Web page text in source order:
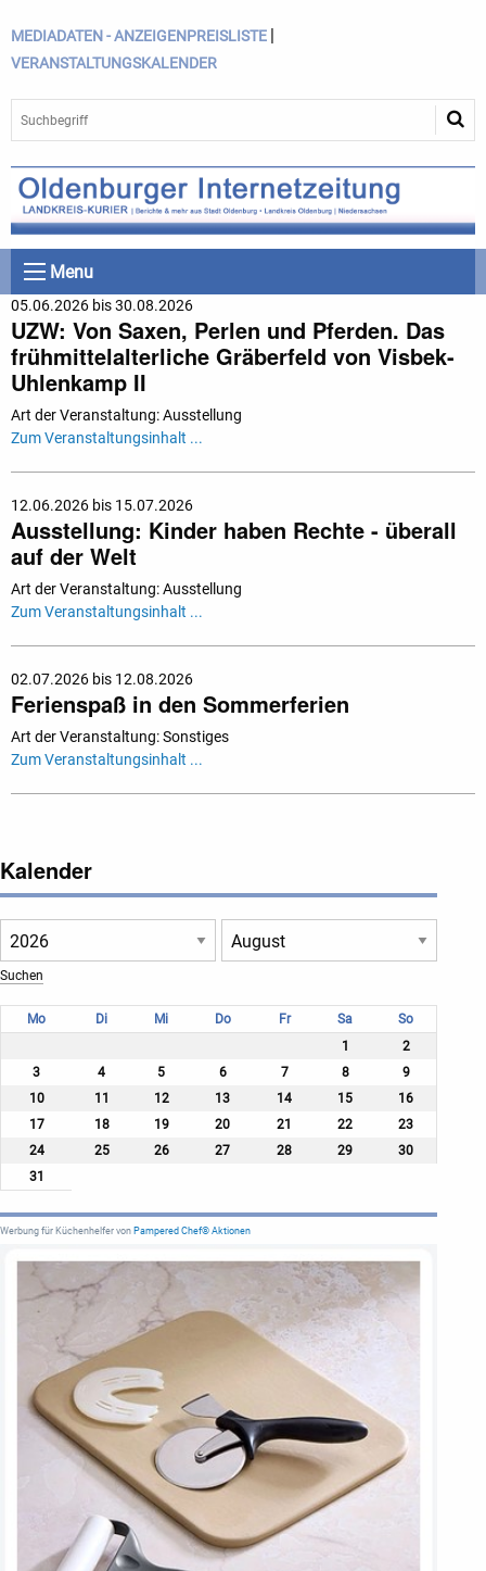
MEDIADATEN - ANZEIGENPREISLISTE |
VERANSTALTUNGSKALENDER
Menu
05.06.2026 bis 30.08.2026
UZW: Von Saxen, Perlen und Pferden. Das
frühmittelalterliche Gräberfeld von Visbek-
Uhlenkamp II
Art der Veranstaltung: Ausstellung
Zum Veranstaltungsinhalt ...
12.06.2026 bis 15.07.2026
Ausstellung: Kinder haben Rechte - überall
auf der Welt
Art der Veranstaltung: Ausstellung
Zum Veranstaltungsinhalt ...
02.07.2026 bis 12.08.2026
Ferienspaß in den Sommerferien
Art der Veranstaltung: Sonstiges
Zum Veranstaltungsinhalt ...
Kalender
Mo Di Mi Do Fr Sa
So
1
2
3
4 5 6 7 8
9
10
11 12 13 14 15
16
17
18 19 20 21 22
23
24
25 26 27 28 29
30
31
Werbung für Küchenhelfer von Pampered Chef® Aktionen